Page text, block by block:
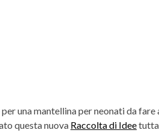
una mantellina per neonati da fare
questa nuova Raccolta di Ideetutta